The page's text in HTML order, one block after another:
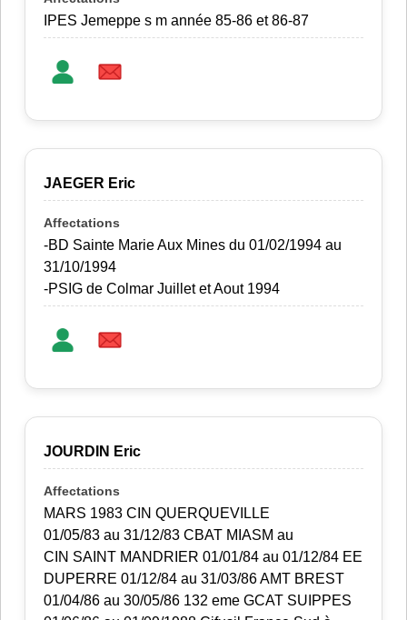
IPES Jemeppe s m année 85-86 et 86-87
JAEGER Eric
-BD Sainte Marie Aux Mines du 01/02/1994 au
31/10/1994
-PSIG de Colmar Juillet et Aout 1994
JOURDIN Eric
MARS 1983 CIN QUERQUEVILLE
01/05/83 au 31/12/83 CBAT MIASM au
CIN SAINT MANDRIER 01/01/84 au 01/12/84 EE
DUPERRE 01/12/84 au 31/03/86 AMT BREST
01/04/86 au 30/05/86 132 eme GCAT SUIPPES